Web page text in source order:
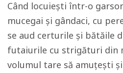
Când locuiești într-o
mucegai și gândaci, cu
se aud certurile și bătăile
futaiurile cu strigături din
volumul tare să amuțești